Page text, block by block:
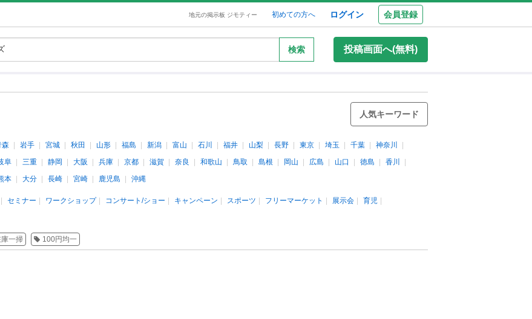
地元の掲示板 ジモティー 初めての方へ ログイン 会員登録
検索 投稿画面へ(無料)
人気キーワード
森 岩手 宮城 秋田 山形 福島 新潟 富山 石川 福井 山梨 長野 東京 埼玉 千葉
神奈川
阜 三重 静岡 大阪 兵庫 京都 滋賀 奈良 和歌山 鳥取 島根 岡山 広島 山口 徳島
香川
本 大分 長崎 宮崎 鹿児島 沖縄
セミナー ワークショップ コンサート/ショー キャンペーン スポーツ フリーマーケット 展示会
育児
一掃 100円均一